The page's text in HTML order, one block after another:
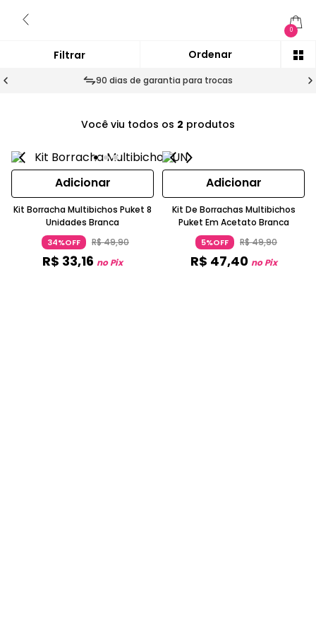
0
90 dias de garantia para trocas
Você viu todos os 2 produtos
Adicionar
Kit Borracha Multibichos Puket 8
Unidades Branca
34%OFF R$49,90
R$ 33,16 no Pix
Adicionar
Kit De Borrachas Multibichos
Puket Em Acetato Branca
5%OFF R$49,90
R$ 47,40 no Pix